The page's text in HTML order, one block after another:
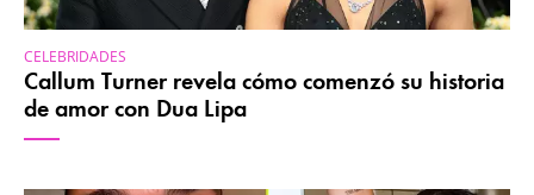
CELEBRIDADES
Callum Turner revela cómo comenzó su historia
de amor con Dua Lipa